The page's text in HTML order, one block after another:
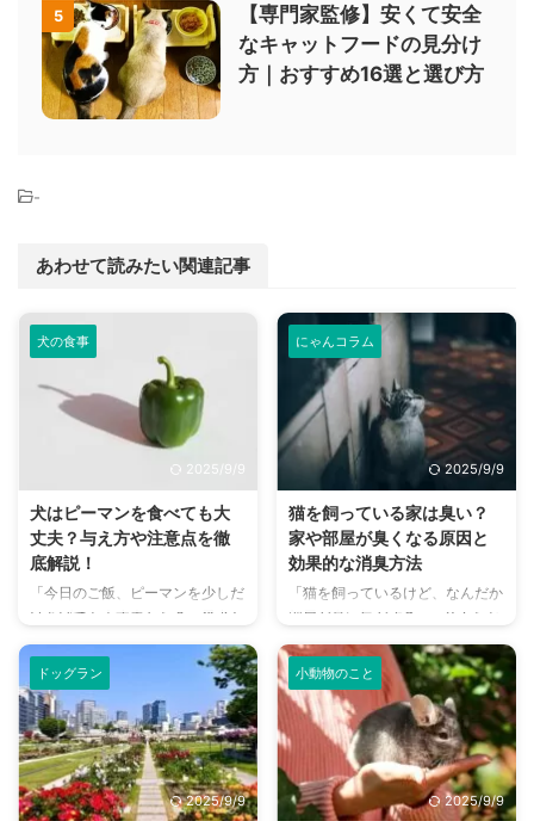
5
【専門家監修】安くて安全
なキャットフードの見分け
方｜おすすめ16選と選び方
-
あわせて読みたい関連記事
犬の食事
2025/9/9
犬はピーマンを食べても大
丈夫？与え方や注意点を徹
底解説！
「今日のご飯、ピーマンを少しだ
けあげても大丈夫かな？」愛犬と
一緒に食卓を囲む際、そんな疑問
を持ったことはありませんか？
ピーマンは人間にとって栄養豊富
な野菜ですが、犬に与えても安全
なのか、どのような栄養素がある
のか、そして適切な与え方はある
のか、気になる飼い主さんは多い
でしょう。 この記事では、犬が
にゃんコラム
2025/9/9
猫を飼っている家は臭い？
家や部屋が臭くなる原因と
効果的な消臭方法
「猫を飼っているけど、なんだか
部屋が臭い気がする…」そんなお
悩みはありませんか？猫との暮ら
しは幸せで満ちていますが、独特
のにおいが気になるという飼い主
さんは少なくありません。 特
に、来客時などは「うちのにお
い、大丈夫かな？」と不安に感じ
てしまうこともあるでしょう。
この記事では、猫のにおいの原因
ドッグラン
2025/9/9
小動物のこと
2025/9/9